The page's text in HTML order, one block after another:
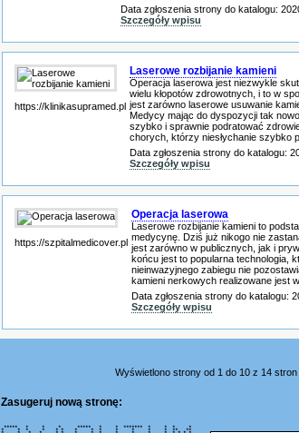
Data zgłoszenia strony do katalogu:
Szczegóły wpisu
https://klinikasupramed.pl
Laserowe rozbijanie kamieni
Operacja laserowa jest niezwykle
wielu kłopotów zdrowotnych, i to w
jest zarówno laserowe usuwanie
Medycy mając do dyspozycji tak
szybko i sprawnie podratować
chorych, którzy niesłychanie szybko
Data zgłoszenia strony do katalogu:
Szczegóły wpisu
https://szpitalmedicover.pl
Operacja laserowa
Laserowe rozbijanie kamieni to
medycynę. Dziś już nikogo nie
jest zarówno w publicznych, jak i
końcu jest to popularna technologia,
nieinwazyjnego zabiegu nie
kamieni nerkowych realizowane jest
Data zgłoszenia strony do katalogu:
Szczegóły wpisu
Wyświetlono strony od 1 do 10 z 14
Zasugeruj nową stronę:
***** * * * ***** * * ******* * * * *
* * * * * * * * * * * * * ** **